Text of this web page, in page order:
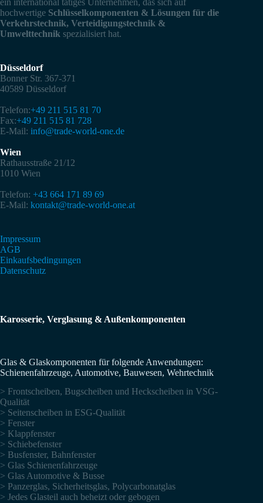
ein international tätiges Unternehmen, das sich auf
hochwertige Schlüsselkomponenten & Lösungen für die
Verkehrstechnik, Verteidigungstechnik &
Umwelttechnik spezialisiert hat.
Düsseldorf
Bonner Str. 367-371
40589 Düsseldorf
Telefon:+49 211 515 81 70
Fax:+49 211 515 81 728
E-Mail: info@trade-world-one.de
Wien
Rathausstraße 21/12
1010 Wien
Telefon: +43 664 171 89 69
E-Mail: kontakt@trade-world-one.at
Impressum
AGB
Einkaufsbedingungen
Datenschutz
Karosserie, Verglasung & Außenkomponenten
Glas & Glaskomponenten für folgende Anwendungen:
Schienenfahrzeuge, Automotive, Bauwesen, Wehrtechnik
> Frontscheiben, Bugscheiben und Heckscheiben in VSG-
Qualität
> Seitenscheiben in ESG-Qualität
> Fenster
> Klappfenster
> Schiebefenster
> Busfenster, Bahnfenster
> Glas Schienenfahrzeuge
> Glas Automotive & Busse
> Panzerglas, Sicherheitsglas, Polycarbonatglas
> Jedes Glasteil auch beheizt oder gebogen